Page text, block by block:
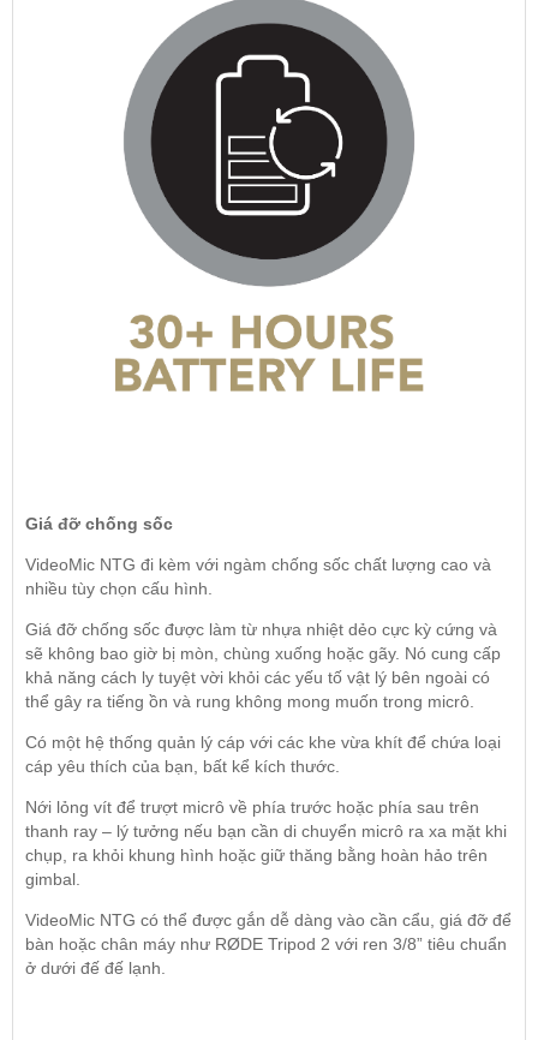
Giá đỡ chống sốc
VideoMic NTG đi kèm với ngàm chống sốc chất lượng cao và
nhiều tùy chọn cấu hình.
Giá đỡ chống sốc được làm từ nhựa nhiệt dẻo cực kỳ cứng và
sẽ không bao giờ bị mòn, chùng xuống hoặc gãy. Nó cung cấp
khả năng cách ly tuyệt vời khỏi các yếu tố vật lý bên ngoài có
thể gây ra tiếng ồn và rung không mong muốn trong micrô.
Có một hệ thống quản lý cáp với các khe vừa khít để chứa loại
cáp yêu thích của bạn, bất kể kích thước.
Nới lỏng vít để trượt micrô về phía trước hoặc phía sau trên
thanh ray – lý tưởng nếu bạn cần di chuyển micrô ra xa mặt khi
chụp, ra khỏi khung hình hoặc giữ thăng bằng hoàn hảo trên
gimbal.
VideoMic NTG có thể được gắn dễ dàng vào cần cẩu, giá đỡ để
bàn hoặc chân máy như RØDE Tripod 2 với ren 3/8” tiêu chuẩn
ở dưới đế đế lạnh.